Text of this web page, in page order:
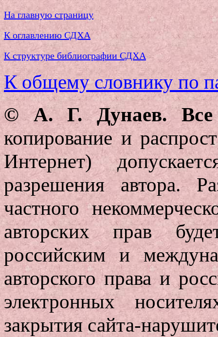
На главную страницу
К оглавлению СДХА
К структуре библиографии СДХА
К общему словнику по
© А. Г. Дунаев. Все
копирование и
Интернет)
разрешения автора.
частного
авторских прав
российским и
авторского права и
электронных
закрытия сайта-